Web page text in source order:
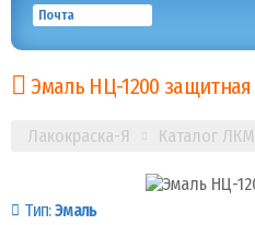
Почта
Эмаль НЦ-1200 защитная
Лакокраска-Я Каталог ЛКМ
Тип:Эмаль